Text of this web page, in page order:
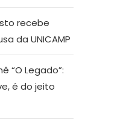
recebe
da UNICAMP
“O Legado”:
é do jeito